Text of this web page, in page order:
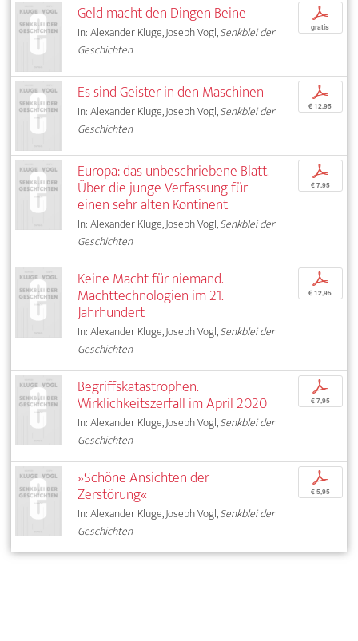
Geld macht den Dingen Beine
In: Alexander Kluge, Joseph Vogl,Senkblei der
Geschichten
p
gratis
Es sind Geister in den Maschinen
In: Alexander Kluge, Joseph Vogl,Senkblei der
Geschichten
p
€ 12,95
Europa: das unbeschriebene Blatt.
Über die junge Verfassung für
einen sehr alten Kontinent
In: Alexander Kluge, Joseph Vogl,Senkblei der
Geschichten
p
€ 7,95
Keine Macht für niemand.
Machttechnologien im 21.
Jahrhundert
In: Alexander Kluge, Joseph Vogl,Senkblei der
Geschichten
p
€ 12,95
Begriffskatastrophen.
Wirklichkeitszerfall im April 2020
In: Alexander Kluge, Joseph Vogl,Senkblei der
Geschichten
p
€ 7,95
»Schöne Ansichten der
Zerstörung«
In: Alexander Kluge, Joseph Vogl,Senkblei der
Geschichten
p
€ 5,95